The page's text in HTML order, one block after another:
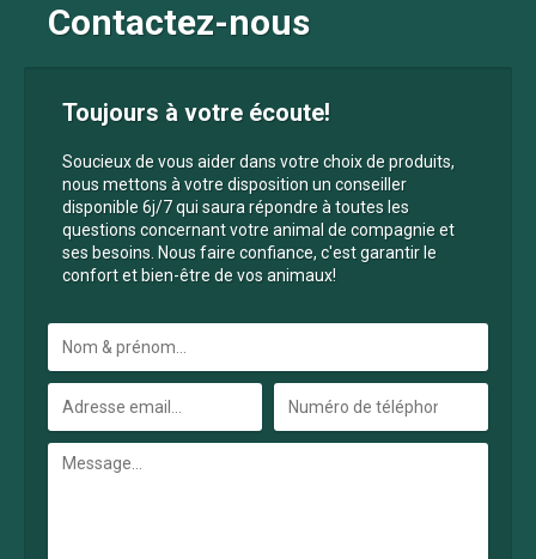
Contactez-nous
Toujours à votre écoute!
Soucieux de vous aider dans votre choix de produits,
nous mettons à votre disposition un conseiller
disponible 6j/7 qui saura répondre à toutes les
questions concernant votre animal de compagnie et
ses besoins. Nous faire confiance, c'est garantir le
confort et bien-être de vos animaux!